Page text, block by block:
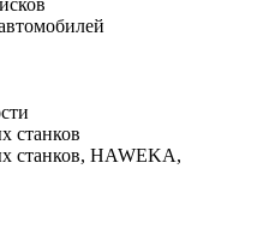
станков
станков, HAWEKA,